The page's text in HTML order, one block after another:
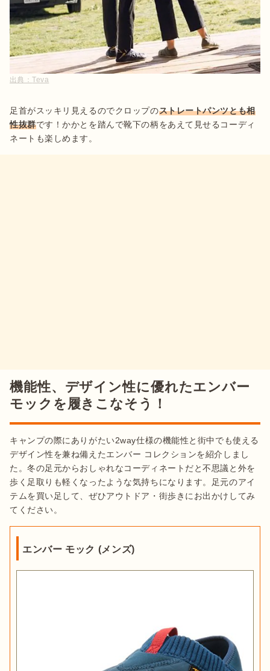
出典：Teva
足首がスッキリ見えるのでクロップのストレートパンツとも相
性抜群です！かかとを踏んで靴下の柄をあえて見せるコーディ
機能性、デザイン性に優れたエンバー
モックを履きこなそう！
キャンプの際にありがたい2way仕様の機能性と街中でも使える
デザイン性を兼ね備えたエンバー コレクションを紹介しまし
た。冬の足元からおしゃれなコーディネートだと不思議と外を
歩く足取りも軽くなったような気持ちになります。足元のアイ
テムを買い足して、ぜひアウトドア・街歩きにお出かけしてみ
エンバー モック (メンズ)